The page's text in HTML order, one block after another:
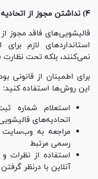
۴) نداشتن مجوز از اتحادیه
قالیشویی‌های فاقد مجوز از
استاندارد‌های لازم
نمی‌کنند، بلکه تحت نظارت
برای اطمینان از قانونی
این روش‌ها استفاده کنید:
استعلام شماره
اتحادیه‌های
مراجعه به وب‌سایت
رسمی مرتبط
استفاده از نظرات
آنلاین با درنظر